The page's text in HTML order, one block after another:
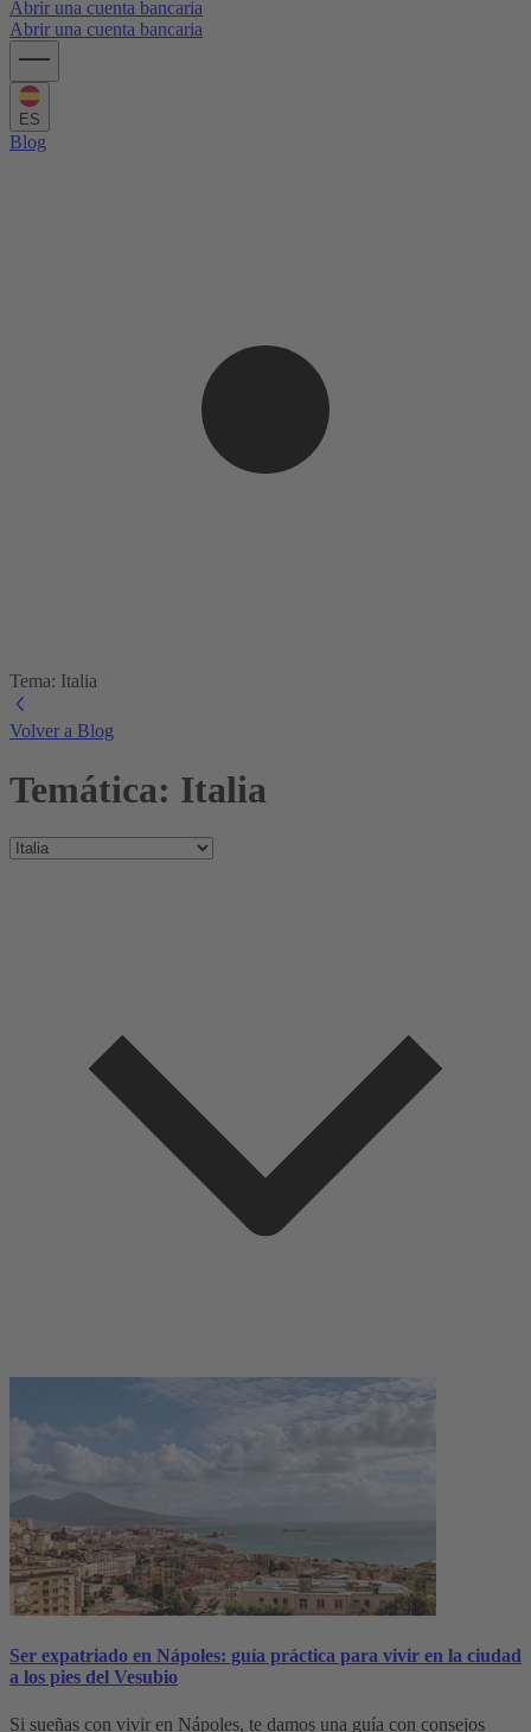
Abrir una cuenta bancaria
Abrir una cuenta bancaria
ES
Blog
Tema: Italia
Volver a Blog
Temática: Italia
Ser expatriado en Nápoles: guía práctica para vivir en la ciudad
a los pies del Vesubio
Si sueñas con vivir en Nápoles, te damos una guía con consejos